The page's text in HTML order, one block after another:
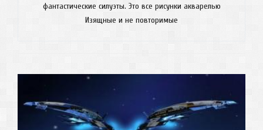
фантастические силуэты. Это все рисунки акварелью
Изящные и не повторимые